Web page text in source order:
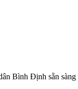
Bình Định sẵn sàng